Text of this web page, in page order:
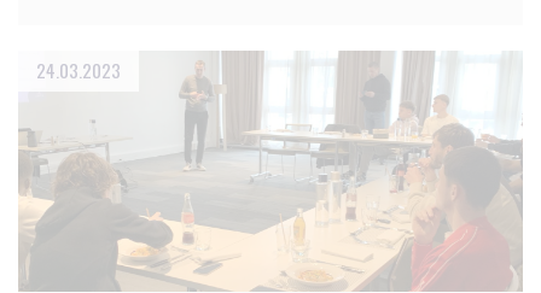
24.03.2023